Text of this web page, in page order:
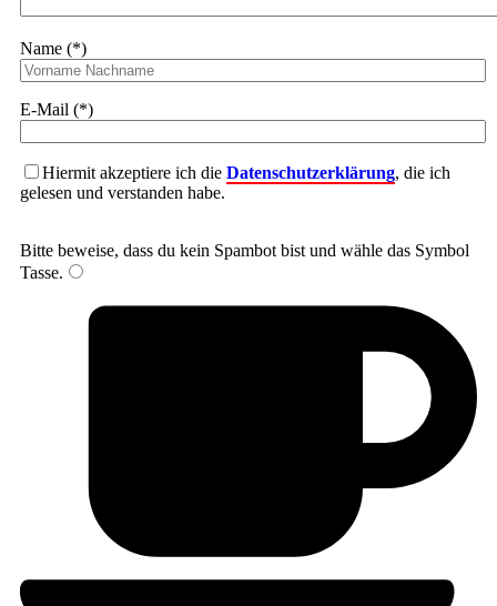
Name (*)
E-Mail (*)
Hiermit akzeptiere ich die Datenschutzerklärung, die ich
gelesen und verstanden habe.
Bitte beweise, dass du kein Spambot bist und wähle das Symbol
Tasse.